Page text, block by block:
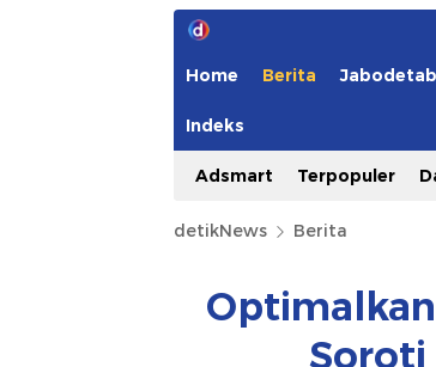
Home Berita
Indeks
Adsmart Terpopuler
detikNews Berita
Soroti